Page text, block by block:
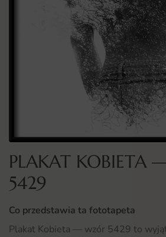
PLAKAT KOBIETA
5429
Co przedstawia ta fototapeta
Plakat Kobieta — wzór 5429 to